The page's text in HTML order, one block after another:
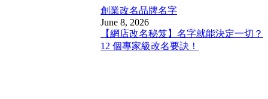
創業改名品牌名字
June 8, 2026
【網店改名秘笈】名字就能決定一切？
12 個專家級改名要訣！